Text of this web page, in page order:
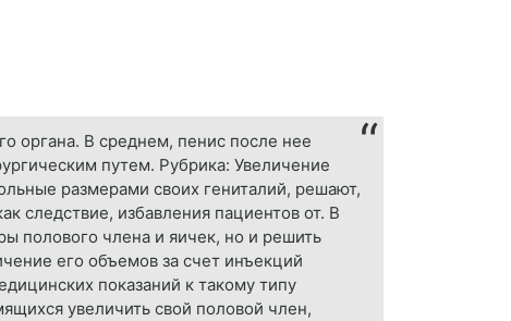
органа. В среднем, пенис после нее
путем. Рубрика: Увеличение
размерами своих гениталий, решают,
следствие, избавления пациентов от. В
полового члена и яичек, но и решить
его объемов за счет инъекций
показаний к такому типу
увеличить свой половой член,